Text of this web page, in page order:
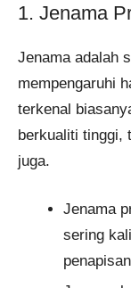
1. Jenama
Jenama adalah
mempengaruhi
terkenal
berkualiti tinggi,
juga.
Jenama
sering